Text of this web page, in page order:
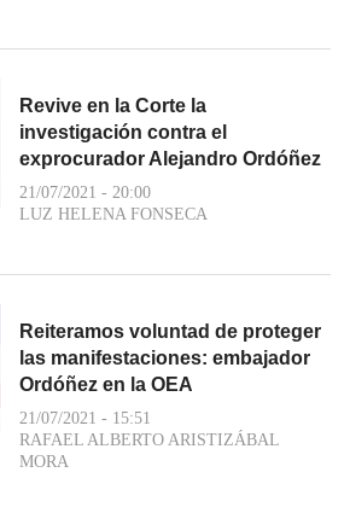
Revive en la Corte la
investigación contra el
exprocurador Alejandro Ordóñez
21/07/2021 - 20:00
LUZ HELENA FONSECA
Reiteramos voluntad de proteger
las manifestaciones: embajador
Ordóñez en la OEA
21/07/2021 - 15:51
RAFAEL ALBERTO ARISTIZÁBAL
MORA